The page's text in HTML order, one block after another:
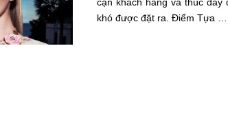
khó được đặt ra. Điểm Tựa …